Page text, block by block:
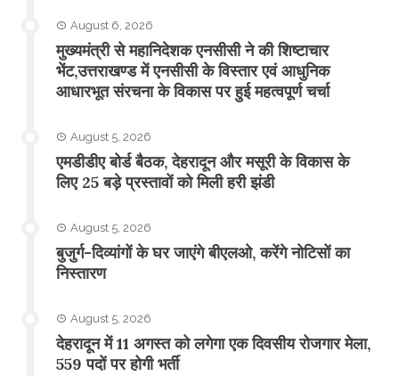
August 6, 2026
मुख्यमंत्री से महानिदेशक एनसीसी ने की शिष्टाचार
भेंट,उत्तराखण्ड में एनसीसी के विस्तार एवं आधुनिक
आधारभूत संरचना के विकास पर हुई महत्वपूर्ण चर्चा
August 5, 2026
एमडीडीए बोर्ड बैठक, देहरादून और मसूरी के विकास के
लिए 25 बड़े प्रस्तावों को मिली हरी झंडी
August 5, 2026
बुजुर्ग-दिव्यांगों के घर जाएंगे बीएलओ, करेंगे नोटिसों का
निस्तारण
August 5, 2026
​देहरादून में 11 अगस्त को लगेगा एक दिवसीय रोजगार मेला,
559 पदों पर होगी भर्ती